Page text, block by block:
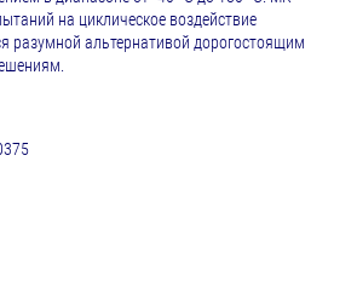
на циклическое воздействие
разумной альтернативой дорогостоящим